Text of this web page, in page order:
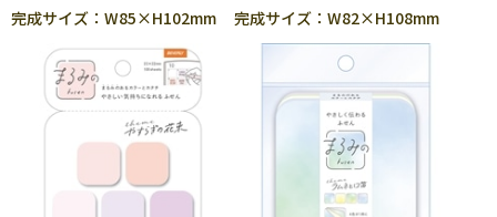
完成サイズ：W85×H102mm 完成サイズ：W82×H108mm